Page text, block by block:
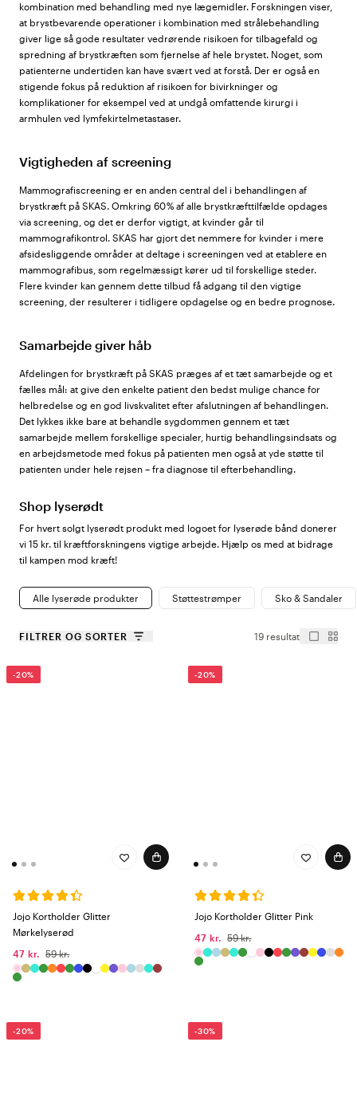
kombination med behandling med nye lægemidler. Forskningen viser,
at brystbevarende operationer i kombination med strålebehandling
giver lige så gode resultater vedrørende risikoen for tilbagefald og
spredning af brystkræften som fjernelse af hele brystet. Noget, som
patienterne undertiden kan have svært ved at forstå. Der er også en
stigende fokus på reduktion af risikoen for bivirkninger og
komplikationer for eksempel ved at undgå omfattende kirurgi i
armhulen ved lymfekirtelmetastaser.
Vigtigheden af screening
Mammografiscreening er en anden central del i behandlingen af
brystkræft på SKAS. Omkring 60 % af alle brystkræfttilfælde opdages
via screening, og det er derfor vigtigt, at kvinder går til
mammografikontrol. SKAS har gjort det nemmere for kvinder i mere
afsidesliggende områder at deltage i screeningen ved at etablere en
mammografibus, som regelmæssigt kører ud til forskellige steder.
Flere kvinder kan gennem dette tilbud få adgang til den vigtige
screening, der resulterer i tidligere opdagelse og en bedre prognose.
Samarbejde giver håb
Afdelingen for brystkræft på SKAS præges af et tæt samarbejde og et
fælles mål: at give den enkelte patient den bedst mulige chance for
helbredelse og en god livskvalitet efter afslutningen af behandlingen.
Det lykkes ikke bare at behandle sygdommen gennem et tæt
samarbejde mellem forskellige specialer, hurtig behandlingsindsats og
en arbejdsmetode med fokus på patienten men også at yde støtte til
patienten under hele rejsen – fra diagnose til efterbehandling.
Shop lyserødt
For hvert solgt lyserødt produkt med logoet for lyserøde bånd donerer
vi 15 kr. til kræftforskningens vigtige arbejde. Hjælp os med at bidrage
til kampen mod kræft!
Alle lyserøde produkter Støttestrømper Sko & Sandaler
FILTRER OG SORTER 19 resultat
-20%
Jojo Kortholder Glitter
Mørkelyserød
47 kr.
59 kr.
-20%
Jojo Kortholder Glitter Pink
47 kr.
59 kr.
-20% -30%